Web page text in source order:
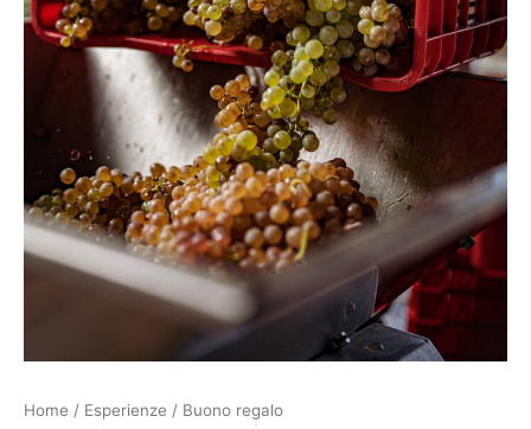
Home / Esperienze / Buono regalo